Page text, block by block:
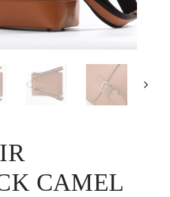
CAMEL